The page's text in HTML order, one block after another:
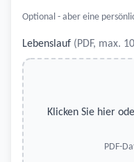
Optional - aber eine
Lebenslauf (PDF, max.
Klicken Sie hier
PDF-